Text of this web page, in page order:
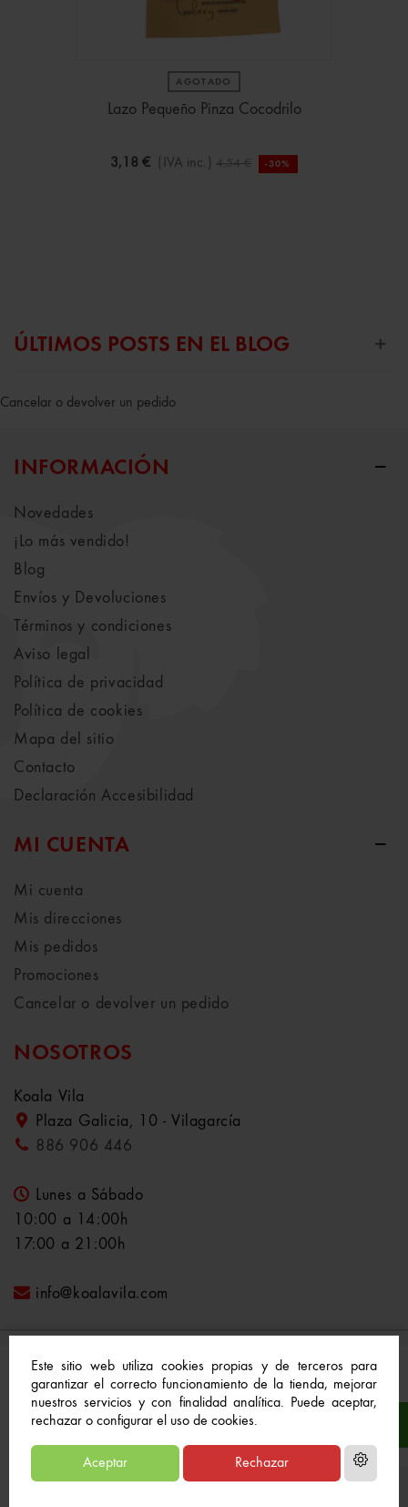
Este sitio web utiliza cookies propias y de terceros para
garantizar el correcto funcionamiento de la tienda, mejorar
nuestros servicios y con finalidad analítica. Puede aceptar,
rechazar o configurar el uso de cookies.
Aceptar Rechazar
AGOTADO
Lazo Pequeño Pinza Cocodrilo
3,18 € (IVA inc.) 4,54 € -30%
ÚLTIMOS POSTS EN EL BLOG
Cancelar o devolver un pedido
INFORMACIÓN
Novedades
¡Lo más vendido!
Blog
Envíos y Devoluciones
Términos y condiciones
Aviso legal
Política de privacidad
Política de cookies
Mapa del sitio
Contacto
Declaración Accesibilidad
MI CUENTA
Mi cuenta
Mis direcciones
Mis pedidos
Promociones
Cancelar o devolver un pedido
NOSOTROS
Koala Vila
Plaza Galicia, 10 - Vilagarcía
886 906 446
Lunes a Sábado
10:00 a 14:00h
17:00 a 21:00h
info@koalavila.com
© 2021-2022 Koala Vila™. Todos los derechos